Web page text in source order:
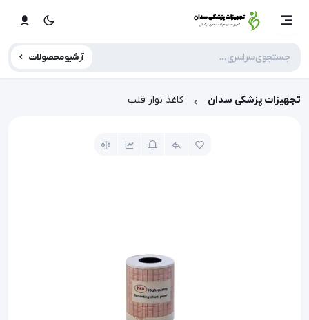
آرشیو محصولات
تجهیزات پزشکی سدان کاغذ نوار قلب